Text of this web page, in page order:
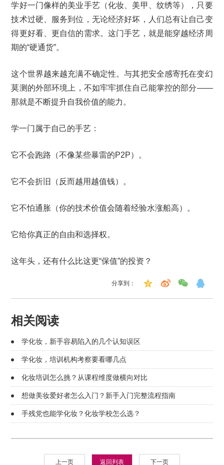
学好一门像样的美业手艺（化妆、美甲、纹绣等），只要
技术过硬、服务到位，无论经济好坏，人们总有让自己变
得更好看、更自信的需求。这门手艺，就是能穿越经济周
期的“硬通货”。
这个世界越来越充满不确定性。与其把安全感寄托在变幻
莫测的外部环境上，不如牢牢抓住自己能掌控的部分——
那就是不断提升自我价值的能力。
学一门属于自己的手艺：
它不会跑路（不像某些暴雷的P2P）。
它不会折旧（反而越用越值钱）。
它不怕通胀（你的技术价值会随着经验水涨船高）。
它给你真正的自由和选择权。
这年头，还有什么比这更“保值”的投资？
分享到：
相关阅读
学化妆，新手容易陷入的几个认知误区
学化妆，培训机构考察要看哪几点
化妆培训怎么挑？从课程维度做横向对比
想做美妆爱好者怎么入门？新手入门完整流程指南
手残党也能学化妆？化妆学校怎么选？
上一页 返回列表 下一页